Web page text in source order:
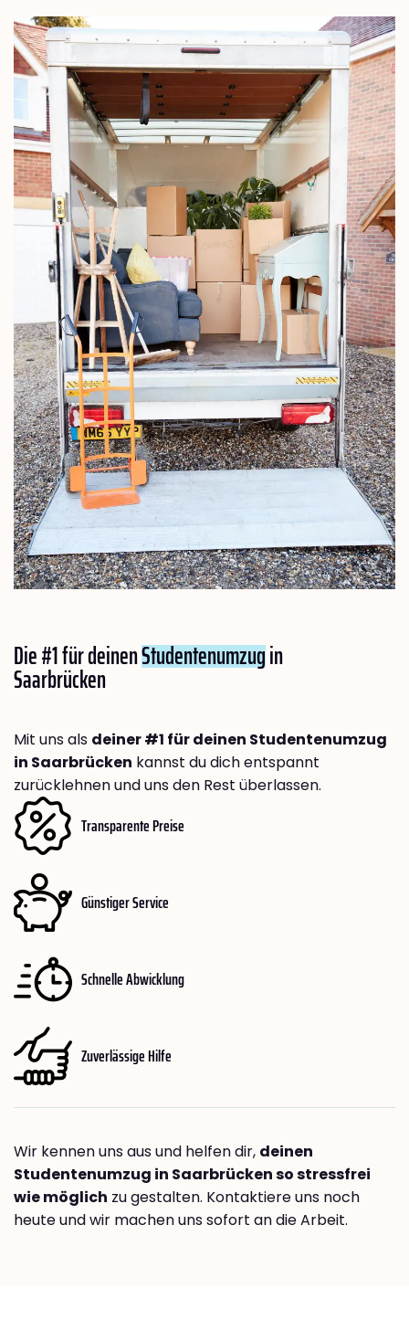
Die #1 für deinenStudentenumzugin
Saarbrücken
Mit uns als deiner #1 für deinen Studentenumzug
in Saarbrücken kannst du dich entspannt
zurücklehnen und uns den Rest überlassen.
Transparente Preise
Günstiger Service
Schnelle Abwicklung
Zuverlässige Hilfe
Wir kennen uns aus und helfen dir, deinen
Studentenumzug in Saarbrücken so stressfrei
wie möglich zu gestalten. Kontaktiere uns noch
heute und wir machen uns sofort an die Arbeit.